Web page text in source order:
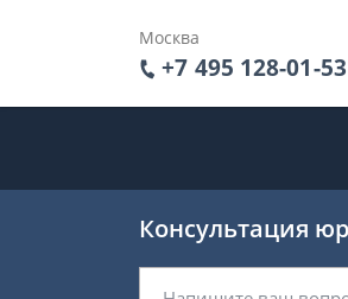
Москва
+7 495 128-01-53
Консультация